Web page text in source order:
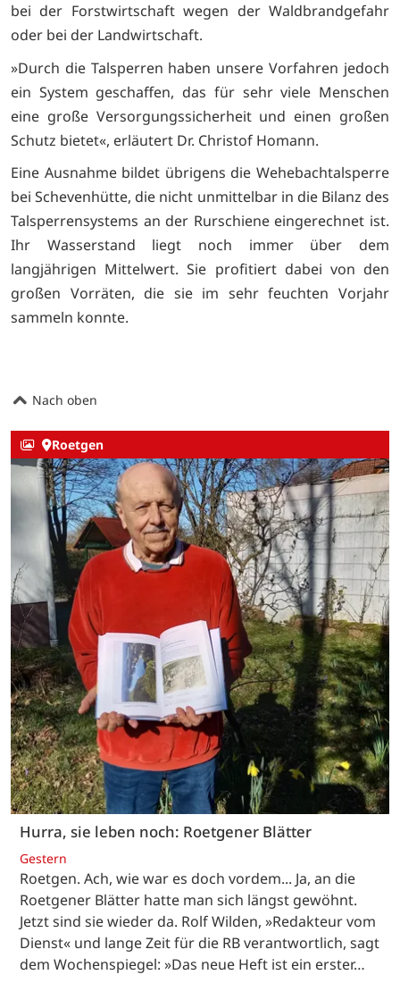
bei der Forstwirtschaft wegen der Waldbrandgefahr
oder bei der Landwirtschaft.
»Durch die Talsperren haben unsere Vorfahren jedoch
ein System geschaffen, das für sehr viele Menschen
eine große Versorgungssicherheit und einen großen
Schutz bietet«, erläutert Dr. Christof Homann.
Eine Ausnahme bildet übrigens die Wehebachtalsperre
bei Schevenhütte, die nicht unmittelbar in die Bilanz des
Talsperrensystems an der Rurschiene eingerechnet ist.
Ihr Wasserstand liegt noch immer über dem
langjährigen Mittelwert. Sie profitiert dabei von den
großen Vorräten, die sie im sehr feuchten Vorjahr
sammeln konnte.
Nach oben
Roetgen
Hurra, sie leben noch: Roetgener Blätter
Gestern
Roetgen. Ach, wie war es doch vordem... Ja, an die
Roetgener Blätter hatte man sich längst gewöhnt.
Jetzt sind sie wieder da. Rolf Wilden, »Redakteur vom
Dienst« und lange Zeit für die RB verantwortlich, sagt
dem Wochenspiegel: »Das neue Heft ist ein erster…